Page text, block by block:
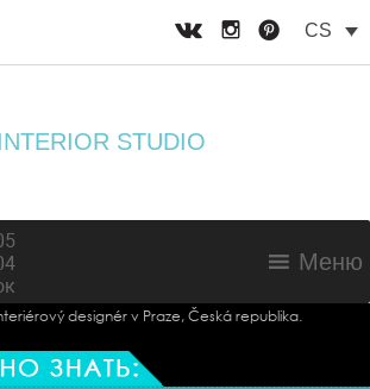
CS
STUDIO
Меню
designér v Praze, Česká republika.